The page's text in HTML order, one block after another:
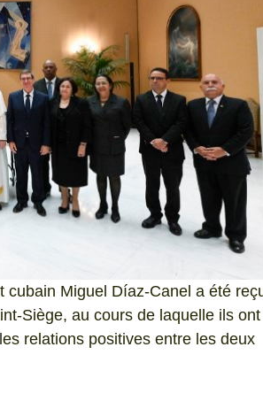
cubain Miguel Díaz-Canel a été
Siège, au cours de laquelle ils ont
relations positives entre les deux